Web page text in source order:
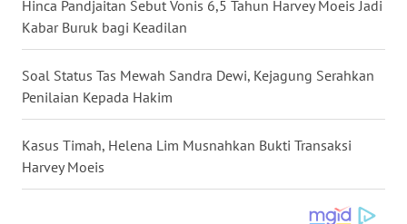
Hinca Pandjaitan Sebut Vonis 6,5 Tahun Harvey Moeis Jadi
Kabar Buruk bagi Keadilan
Soal Status Tas Mewah Sandra Dewi, Kejagung Serahkan
Penilaian Kepada Hakim
Kasus Timah, Helena Lim Musnahkan Bukti Transaksi
Harvey Moeis
WN
WN
JATIM